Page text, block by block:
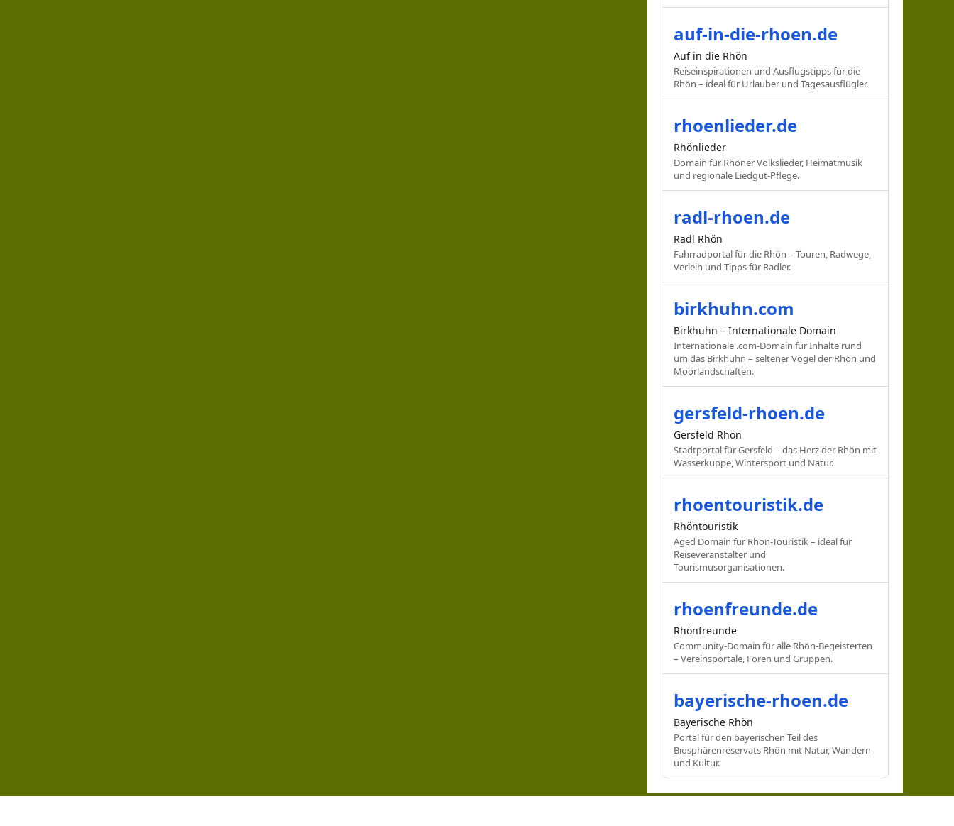
auf-in-die-rhoen.de
Auf in die Rhön
Reiseinspirationen und Ausflugstipps für die
Rhön – ideal für Urlauber und Tagesausflügler.
rhoenlieder.de
Rhönlieder
Domain für Rhöner Volkslieder, Heimatmusik
und regionale Liedgut-Pflege.
radl-rhoen.de
Radl Rhön
Fahrradportal für die Rhön – Touren, Radwege,
Verleih und Tipps für Radler.
birkhuhn.com
Birkhuhn – Internationale Domain
Internationale .com-Domain für Inhalte rund
um das Birkhuhn – seltener Vogel der Rhön und
Moorlandschaften.
gersfeld-rhoen.de
Gersfeld Rhön
Stadtportal für Gersfeld – das Herz der Rhön mit
Wasserkuppe, Wintersport und Natur.
rhoentouristik.de
Rhöntouristik
Aged Domain für Rhön-Touristik – ideal für
Reiseveranstalter und
Tourismusorganisationen.
rhoenfreunde.de
Rhönfreunde
Community-Domain für alle Rhön-Begeisterten
– Vereinsportale, Foren und Gruppen.
bayerische-rhoen.de
Bayerische Rhön
Portal für den bayerischen Teil des
Biosphärenreservats Rhön mit Natur, Wandern
und Kultur.